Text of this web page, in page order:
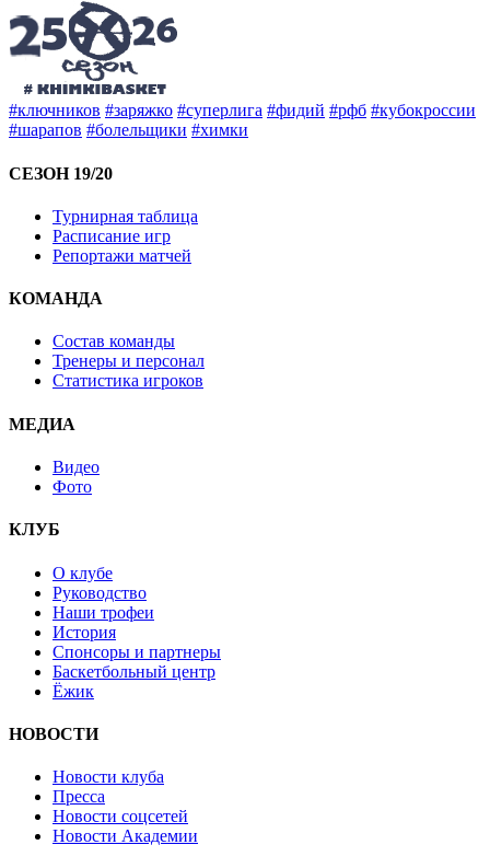
#ключников #заряжко #суперлига #фидий #рфб #кубокроссии
#шарапов #болельщики #химки
СЕЗОН 19/20
Турнирная таблица
Расписание игр
Репортажи матчей
КОМАНДА
Состав команды
Тренеры и персонал
Статистика игроков
МЕДИА
Видео
Фото
КЛУБ
О клубе
Руководство
Наши трофеи
История
Спонсоры и партнеры
Баскетбольный центр
Ёжик
НОВОСТИ
Новости клуба
Пресса
Новости соцсетей
Новости Академии